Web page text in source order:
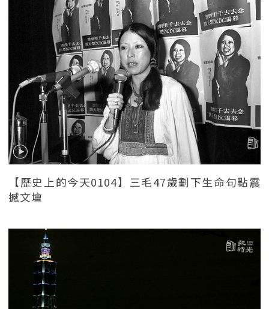
【歷史上的今天0104】三毛47歲劃下生命句點震
撼文壇